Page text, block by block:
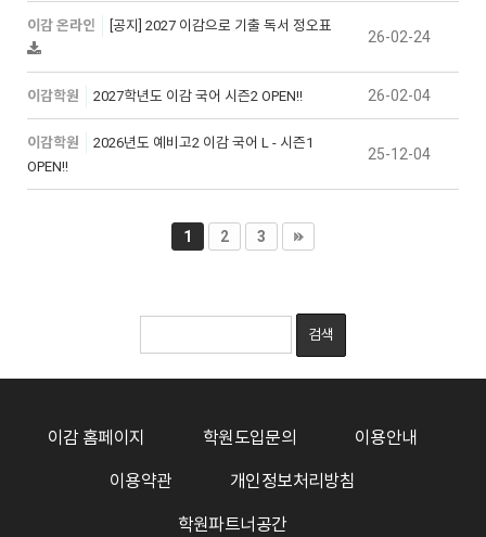
이감 온라인 [공지] 2027 이감으로 기출 독서 정오표
26-02-24
이감학원 2027학년도 이감 국어 시즌2 OPEN!! 26-02-04
이감학원
2026년도 예비고2 이감 국어 L - 시즌1
OPEN!!
25-12-04
1 2 3
이감 홈페이지 학원도입문의 이용안내
이용약관 개인정보처리방침
학원파트너공간